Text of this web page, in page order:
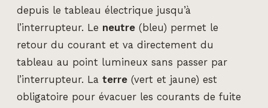
depuis le tableau électrique jusqu’à
l’interrupteur. Le neutre (bleu) permet le
retour du courant et va directement du
tableau au point lumineux sans passer par
l’interrupteur. La terre (vert et jaune) est
obligatoire pour évacuer les courants de fuite